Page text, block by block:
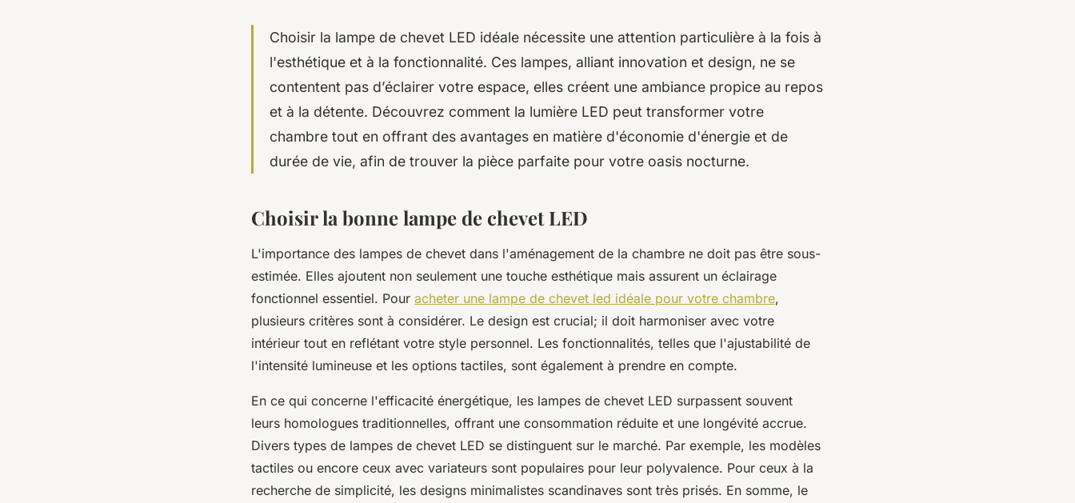
Choisir la lampe de chevet LED idéale nécessite une attention particulière à la fois à
l'esthétique et à la fonctionnalité. Ces lampes, alliant innovation et design, ne se
contentent pas d’éclairer votre espace, elles créent une ambiance propice au repos
et à la détente. Découvrez comment la lumière LED peut transformer votre
chambre tout en offrant des avantages en matière d'économie d'énergie et de
durée de vie, afin de trouver la pièce parfaite pour votre oasis nocturne.
Choisir la bonne lampe de chevet LED
L'importance des lampes de chevet dans l'aménagement de la chambre ne doit pas être sous-
estimée. Elles ajoutent non seulement une touche esthétique mais assurent un éclairage
fonctionnel essentiel. Pour acheter une lampe de chevet led idéale pour votre chambre,
plusieurs critères sont à considérer. Le design est crucial; il doit harmoniser avec votre
intérieur tout en reflétant votre style personnel. Les fonctionnalités, telles que l'ajustabilité de
l'intensité lumineuse et les options tactiles, sont également à prendre en compte.
En ce qui concerne l'efficacité énergétique, les lampes de chevet LED surpassent souvent
leurs homologues traditionnelles, offrant une consommation réduite et une longévité accrue.
Divers types de lampes de chevet LED se distinguent sur le marché. Par exemple, les modèles
tactiles ou encore ceux avec variateurs sont populaires pour leur polyvalence. Pour ceux à la
recherche de simplicité, les designs minimalistes scandinaves sont très prisés. En somme, le